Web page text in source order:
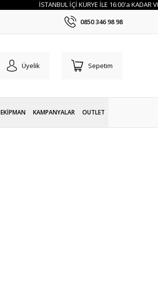
İSTANBUL İÇİ KURYE İLE 16:00'a KADAR
0850 346 98 98
Üyelik Sepetim
EKİPMAN KAMPANYALAR OUTLET